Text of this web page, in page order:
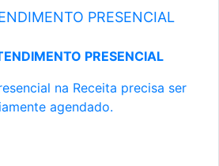
PRESENCIAL
PRESENCIAL
na Receita precisa ser
agendado.